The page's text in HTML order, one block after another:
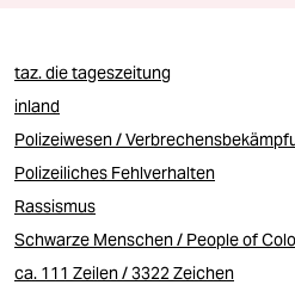
taz. die tageszeitung
inland
Polizeiwesen /
Polizeiliches Fehlverhalten
Rassismus
Schwarze Menschen / People of
ca. 111 Zeilen / 3322 Zeichen